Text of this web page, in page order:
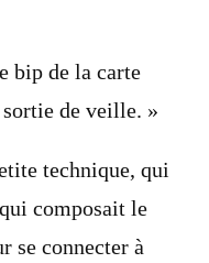
bip de la carte
de veille. »
technique, qui
composait le
se connecter à